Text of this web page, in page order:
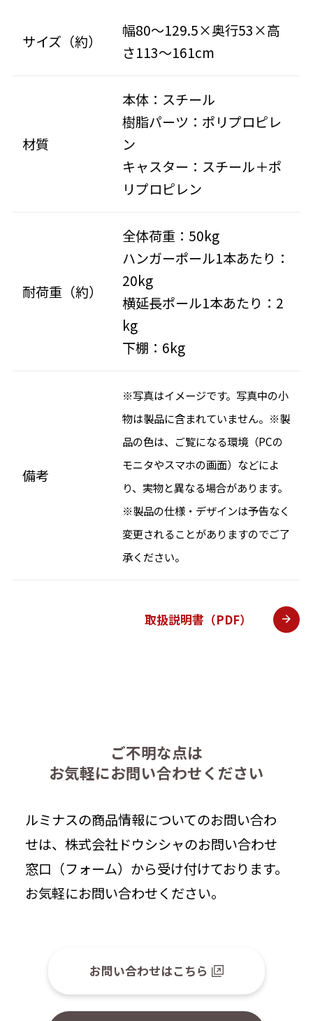
サイズ（約）
幅80～129.5×奥行53×高
さ113～161cm
材質
本体：スチール
樹脂パーツ：ポリプロピレ
ン
キャスター：スチール＋ポ
リプロピレン
耐荷重（約）
全体荷重：50kg
ハンガーポール1本あたり：
20kg
横延長ポール1本あたり：2
kg
下棚：6kg
備考
※写真はイメージです。写真中の小
物は製品に含まれていません。※製
品の色は、ご覧になる環境（PCの
モニタやスマホの画面）などによ
り、実物と異なる場合があります。
※製品の仕様・デザインは予告なく
変更されることがありますのでご了
承ください。
取扱説明書（PDF）
ご不明な点は
お気軽にお問い合わせください
ルミナスの商品情報についてのお問い合わ
せは、株式会社ドウシシャのお問い合わせ
窓口（フォーム）から受け付けております。
お気軽にお問い合わせください。
お問い合わせはこちら